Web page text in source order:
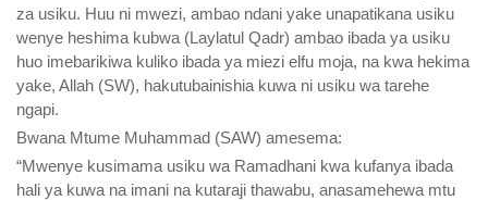
za usiku. Huu ni mwezi, ambao ndani yake unapatikana usiku
wenye heshima kubwa (Laylatul Qadr) ambao ibada ya usiku
huo imebarikiwa kuliko ibada ya miezi elfu moja, na kwa hekima
yake, Allah (SW), hakutubainishia kuwa ni usiku wa tarehe
ngapi.
Bwana Mtume Muhammad (SAW) amesema:
“Mwenye kusimama usiku wa Ramadhani kwa kufanya ibada
hali ya kuwa na imani na kutaraji thawabu, anasamehewa mtu